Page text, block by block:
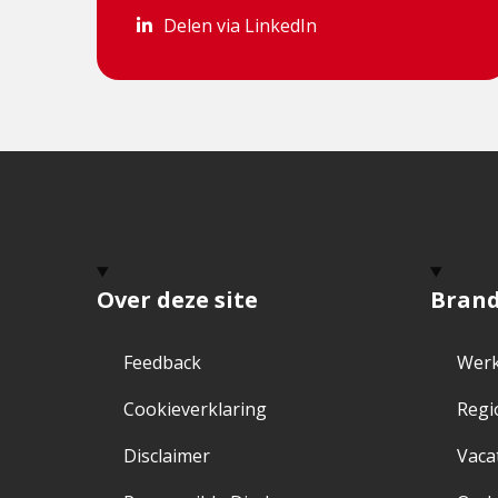
Delen via LinkedIn
Delen via LinkedIn
Over deze site
Feedback
Cookieverklaring
Disclaimer